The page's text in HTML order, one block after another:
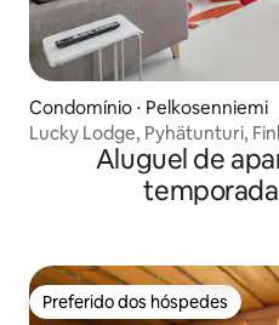
Condomínio ⋅ Pelkosenniemi
Lucky Lodge, Pyhätunturi,
Aluguel de
Preferido dos hóspedes
Preferido dos hóspedes